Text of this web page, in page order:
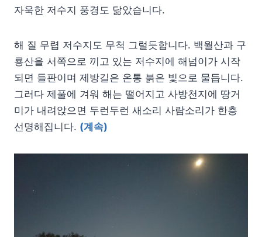
자욱한 저수지 풍경도 닮았습니다.
해 질 무렵 저수지도 무척 그럴듯합니다. 백월산과 구
룡산을 서쪽으로 끼고 있는 저수지에 해넘이가 시작
되면 들판이며 제방길은 온통 붉은 빛으로 물듭니다.
그러다 제풀에 겨워 해는 떨어지고 사방천지에 땅거
미가 내려앉으면 두런두런 새소리 사람소리가 한층
선명해집니다. (계속)